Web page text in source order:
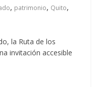
, patrimonio, Quito,
la Ruta de los
invitación accesible